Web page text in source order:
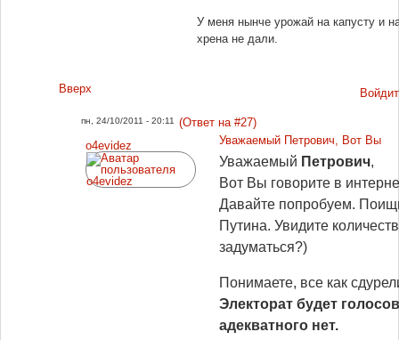
У меня нынче урожай на капусту и
хрена не дали.
Вверх
пн, 24/10/2011 - 20:11
(Ответ на #27)
o4evidez
Уважаемый Петрович, Вот Вы
Уважаемый Петрович,
Вот Вы говорите в
Давайте попробуем.
Путина. Увидите
задуматься?)
Понимаете, все как
Электорат будет
адекватного нет.